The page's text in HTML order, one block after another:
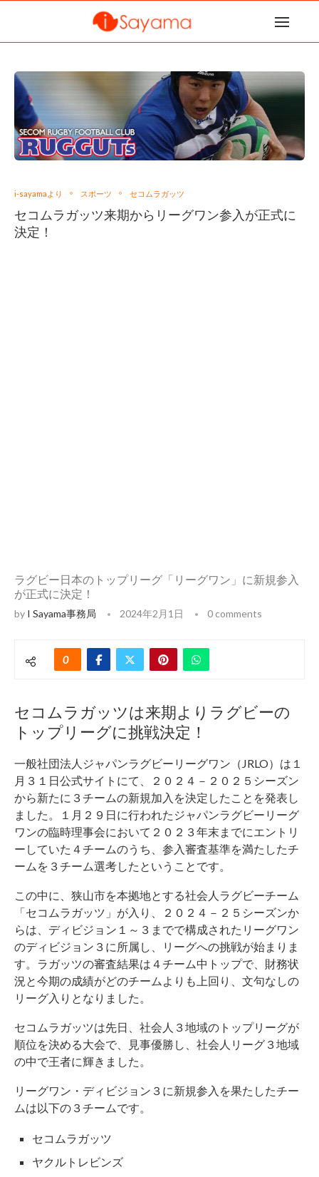
i-sayamaより スポーツ セコムラガッツ
セコムラガッツ来期からリーグワン参入が正式に
決定！
ラグビー日本のトップリーグ「リーグワン」に新規参入
が正式に決定！
by I Sayama事務局 2024年2月1日 0 comments
0
セコムラガッツは来期よりラグビーの
トップリーグに挑戦決定！
一般社団法人ジャパンラグビーリーグワン（JRLO）は１
月３１日公式サイトにて、２０２４－２０２５シーズン
から新たに３チームの新規加入を決定したことを発表し
ました。１月２９日に行われたジャパンラグビーリーグ
ワンの臨時理事会において２０２３年末までにエントリ
ーしていた４チームのうち、参入審査基準を満たしたチ
ームを３チーム選考したということです。
この中に、狭山市を本拠地とする社会人ラグビーチーム
「セコムラガッツ」が入り、２０２４－２５シーズンか
らは、ディビジョン１～３までで構成されたリーグワン
のディビジョン３に所属し、リーグへの挑戦が始まりま
す。ラガッツの審査結果は４チーム中トップで、財務状
況と今期の成績がどのチームよりも上回り、文句なしの
リーグ入りとなりました。
セコムラガッツは先日、社会人３地域のトップリーグが
順位を決める大会で、見事優勝し、社会人リーグ３地域
の中で王者に輝きました。
リーグワン・ディビジョン３に新規参入を果たしたチー
ムは以下の３チームです。
セコムラガッツ
ヤクルトレビンズ